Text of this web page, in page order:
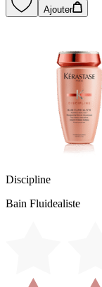
Ajouter
Discipline
Bain Fluidealiste